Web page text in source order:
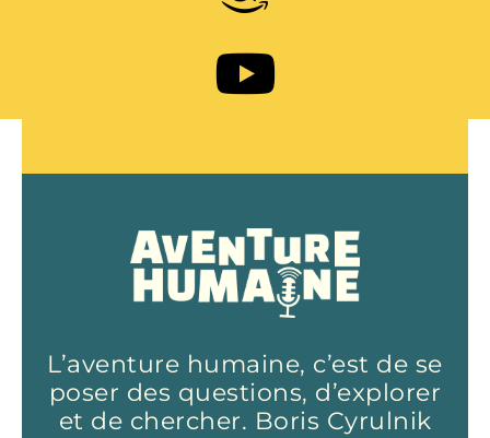
L’aventure humaine, c’est de se
poser des questions, d’explorer
et de chercher. Boris Cyrulnik